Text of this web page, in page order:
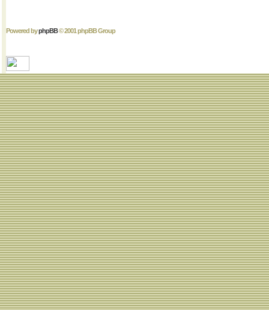
Powered byphpBB© 2001 phpBB Group